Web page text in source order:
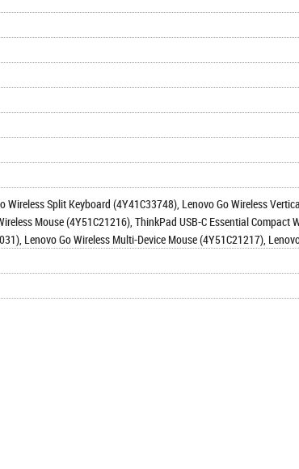
Wireless Split Keyboard (4Y41C33748), Lenovo Go Wireless
Mouse (4Y51C21216), ThinkPad USB-C Essential
Lenovo Go Wireless Multi-Device Mouse (4Y51C21217),